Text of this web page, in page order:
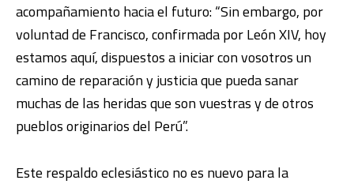
acompañamiento hacia el futuro: “Sin embargo, por
voluntad de Francisco, confirmada por León XIV, hoy
estamos aquí, dispuestos a iniciar con vosotros un
camino de reparación y justicia que pueda sanar
muchas de las heridas que son vuestras y de otros
pueblos originarios del Perú”.
Este respaldo eclesiástico no es nuevo para la